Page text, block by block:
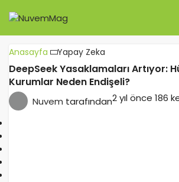
Anasayfa Yapay Zeka
DeepSeek Yasaklamaları Artıyor:
Kurumlar Neden Endişeli?
Nuvem tarafından2 yıl önce 186